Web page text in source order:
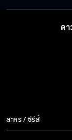
ดา
ละคร / ซีรีส์
ละคร/ซีรีส์